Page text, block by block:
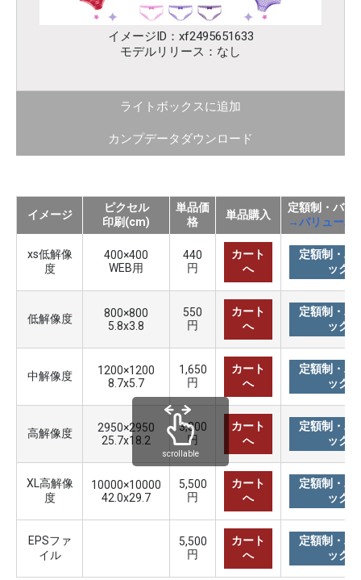
イメージID：xf2495651633
モデルリリース：なし
ライトボックスに追加
カンプデータダウンロード
イメージ
ピクセル
印刷(cm)
単品価
格
単品購入
定額制・バリ
→バリューパ
xs低解像
度
400×400
WEB用
440
円
カート
へ
定額制・バ
ック
低解像度
800×800
5.8x3.8
550
円
カート
へ
定額制・バ
ック
中解像度
1200×1200
8.7x5.7
1,650
円
カート
へ
定額制・バ
ック
高解像度
2950×2950
25.7x18.2
3,300
円
カート
へ
定額制・バ
ック
XL高解像
度
10000×10000
42.0x29.7
5,500
円
カート
へ
定額制・バ
ック
EPSファ
イル
5,500
円
カート
へ
定額制・バ
ック
scrollable